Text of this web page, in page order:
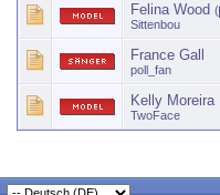
Felina Wood (
Sittenbou
France Gall
poll_fan
Kelly Moreira
TwoFace